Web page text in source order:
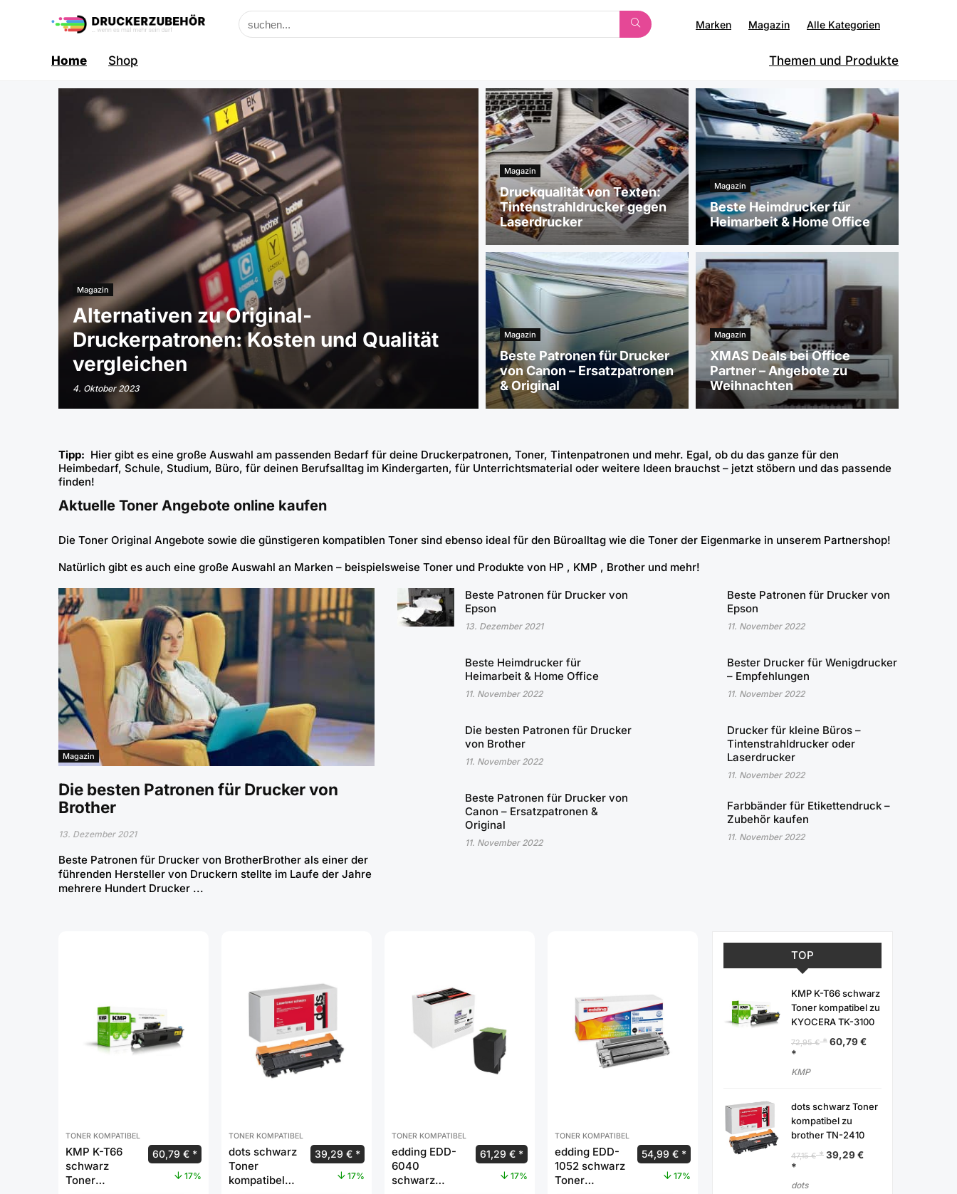
Marken Magazin Alle Kategorien
Home Shop Themen und Produkte
Magazin
Alternativen zu Original-
Druckerpatronen: Kosten und Qualität
vergleichen
4. Oktober 2023
Magazin
Druckqualität von Texten:
Tintenstrahldrucker gegen
Laserdrucker
Magazin
Beste Heimdrucker für
Heimarbeit & Home Office
Magazin
Beste Patronen für Drucker
von Canon – Ersatzpatronen
& Original
Magazin
XMAS Deals bei Office
Partner – Angebote zu
Weihnachten
Tipp: Hier gibt es eine große Auswahl am passenden Bedarf für deine Druckerpatronen, Toner, Tintenpatronen und mehr. Egal, ob du das ganze für den
Heimbedarf, Schule, Studium, Büro, für deinen Berufsalltag im Kindergarten, für Unterrichtsmaterial oder weitere Ideen brauchst – jetzt stöbern und das passende
finden!
Aktuelle Toner Angebote online kaufen
Die Toner Original Angebote sowie die günstigeren kompatiblen Toner sind ebenso ideal für den Büroalltag wie die Toner der Eigenmarke in unserem Partnershop!
Natürlich gibt es auch eine große Auswahl an Marken – beispielsweise Toner und Produkte von HP , KMP , Brother und mehr!
Magazin
Die besten Patronen für Drucker von
Brother
13. Dezember 2021
Beste Patronen für Drucker von BrotherBrother als einer der
führenden Hersteller von Druckern stellte im Laufe der Jahre
mehrere Hundert Drucker ...
Beste Patronen für Drucker von
Epson
13. Dezember 2021
Beste Heimdrucker für
Heimarbeit & Home Office
11. November 2022
Die besten Patronen für Drucker
von Brother
11. November 2022
Beste Patronen für Drucker von
Canon – Ersatzpatronen &
Original
11. November 2022
Beste Patronen für Drucker von
Epson
11. November 2022
Bester Drucker für Wenigdrucker
– Empfehlungen
11. November 2022
Drucker für kleine Büros –
Tintenstrahldrucker oder
Laserdrucker
11. November 2022
Farbbänder für Etikettendruck –
Zubehör kaufen
11. November 2022
TONER KOMPATIBEL
KMP K-T66
schwarz
Toner
60,79 €
17%
TONER KOMPATIBEL
dots schwarz
Toner
kompatibel
39,29 €
17%
TONER KOMPATIBEL
edding EDD-
6040
schwarz
61,29 €
17%
TONER KOMPATIBEL
edding EDD-
1052 schwarz
Toner
54,99 €
17%
TOP
KMP K-T66 schwarz
Toner kompatibel zu
KYOCERA TK-3100
72,95€ 60,79€
KMP
dots schwarz Toner
kompatibel zu
brother TN-2410
47,15€ 39,29€
dots